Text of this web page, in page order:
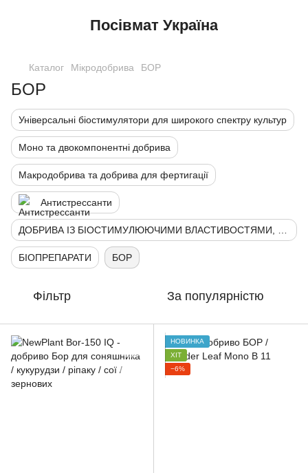
Посівмат Україна
Каталог Мікродобрива БОР
БОР
Універсальні біостимулятори для широкого спектру культур
Моно та двокомпонентні добрива
Макродобрива та добрива для фертигації
Антистрессанти
БІОПРЕПАРАТИ БОР
Фільтр За популярністю
НОВИНКА
ХІТ
−6%